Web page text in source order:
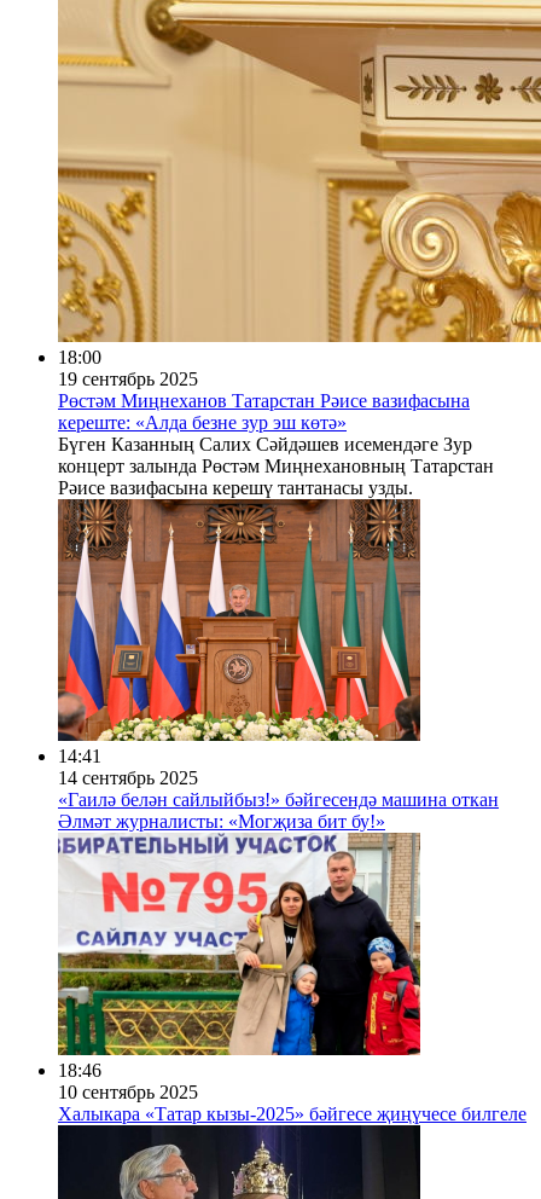
18:00
19 сентябрь 2025
Рөстәм Миңнеханов Татарстан Рәисе вазифасына
кереште: «Алда безне зур эш көтә»
Бүген Казанның Салих Сәйдәшев исемендәге Зур
концерт залында Рөстәм Миңнехановның Татарстан
Рәисе вазифасына керешү тантанасы узды.
14:41
14 сентябрь 2025
«Гаилә белән сайлыйбыз!» бәйгесендә машина откан
Әлмәт журналисты: «Могҗиза бит бу!»
18:46
10 сентябрь 2025
Халыкара «Татар кызы-2025» бәйгесе җиңүчесе билгеле